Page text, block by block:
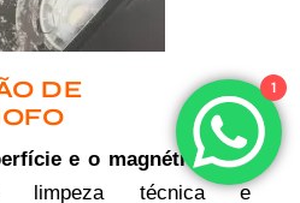
DE
e o magnético das
limpeza técnica e
1